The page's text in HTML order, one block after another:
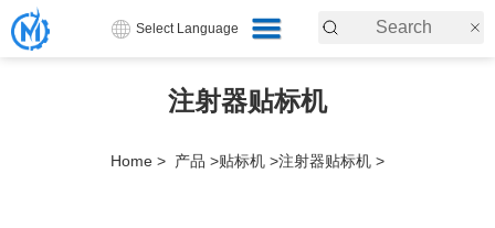
Select Language
注射器贴标机
Home > 产品 >贴标机 >注射器贴标机 >